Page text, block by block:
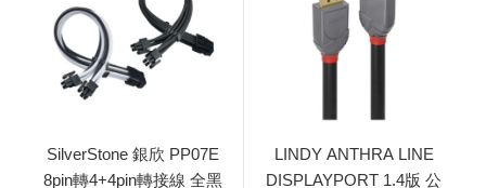
SilverStone 銀欣 PP07E
8pin轉4+4pin轉接線 全黑
LINDY ANTHRA LINE
DISPLAYPORT 1.4版 公